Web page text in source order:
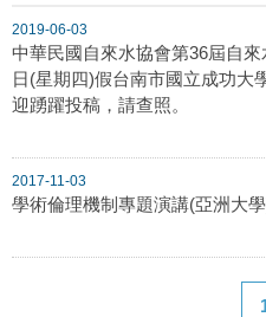
2019-06-03
中華民國自來水協會第36屆自
日(星期四)假台南市國立成功大
迎踴躍投稿，請查照。
2017-11-03
學術倫理機制專題演講(亞洲大